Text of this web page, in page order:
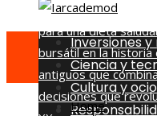
en BeliceBeneficios
para una dieta
bursátil en la historia
antiguos que
decisiones que
Inversiones y
Ciencia y
Cultura y ocio
Home